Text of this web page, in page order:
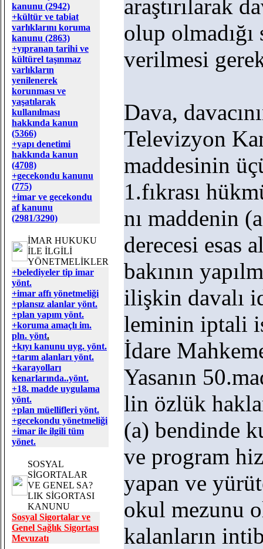
kanunu (2942)
+kültür ve tabiat
varlıklarını koruma
kanunu (2863)
+yıpranan tarihi ve
kültürel taşınmaz
varlıkların
yenilenerek
korunması ve
yaşatılarak
kullanılması
hakkında kanun
(5366)
+yapı denetimi
hakkında kanun
(4708)
+gecekondu kanunu
(775)
+imar ve gecekondu
af kanunu
(2981/3290)
İMAR HUKUKU
İLE İLGİLİ
YÖNETMELİKLER
+belediyeler tip imar
yönt.
+imar affı yönetmeliği
+plansız alanlar yönt.
+plan yapım yönt.
+koruma amaçlı im.
pln. yönt.
+kıyı kanunu uyg. yönt.
+tarım alanları yönt.
+karayolları
kenarlarında..yönt.
+18. madde uygulama
yönt.
+plan müellifleri yönt.
+gecekondu yönetmeliği
+imar ile ilgili tüm
yönet.
SOSYAL
SİGORTALAR
VE GENEL SA?
LIK SİGORTASI
KANUNU
Sosyal Sigortalar ve
Genel Sağlık Sigortası
Mevuzatı
araştırılarak
olup
verilmesi
Dava,
Televizyon
maddesinin
1.fıkrası
nı maddenin
derecesi esas
bakının
ilişkin davalı
leminin iptali
İdare
Yasanın
lin özlük
(a) bendinde
ve program
yapan ve
okul mezunu
kalanların